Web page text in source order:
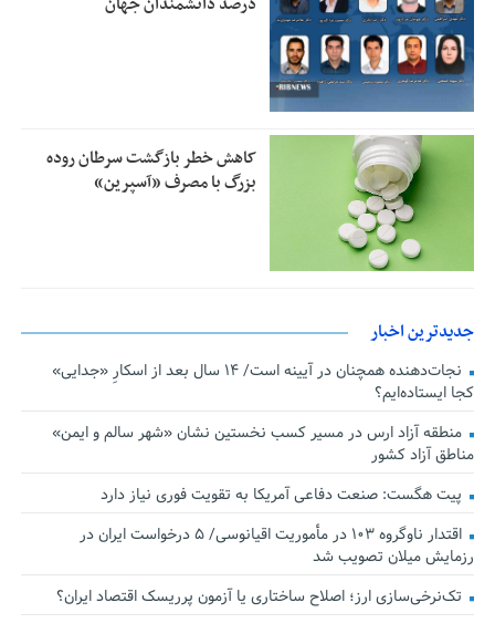
کاهش خطر بازگشت سرطان روده
بزرگ با مصرف «آسپرین»
جدیدترین اخبار
نجات‌دهنده‌ همچنان در آیینه است/ ۱۴ سال بعد از اسکارِ «جدایی»
کجا ایستاده‌ایم؟
منطقه آزاد ارس در مسیر کسب نخستین نشان «شهر سالم و ایمن»
مناطق آزاد کشور
پیت هگست: صنعت دفاعی آمریکا به تقویت فوری نیاز دارد
اقتدار ناوگروه ۱۰۳ در مأموریت‌ اقیانوسی/ ۵ درخواست ایران در
رزمایش میلان تصویب شد
تک‌نرخی‌سازی ارز؛ اصلاح ساختاری یا آزمون پرریسک اقتصاد ایران؟